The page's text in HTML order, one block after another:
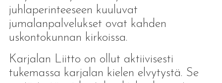
juhlaperinteeseen kuuluvat
jumalanpalvelukset ovat kahden
uskontokunnan kirkoissa.
Karjalan Liitto on ollut aktiivisesti
tukemassa karjalan kielen elvytystä. Se